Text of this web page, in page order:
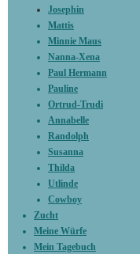
Josephin
Mattis
Minnie Maus
Nanna-Xena
Paul Hermann
Pauline
Ortrud-Trudi
Annabelle
Randolph
Susanna
Thilda
Utlinde
Cowboy
Zucht
Meine Würfe
Mein Tagebuch